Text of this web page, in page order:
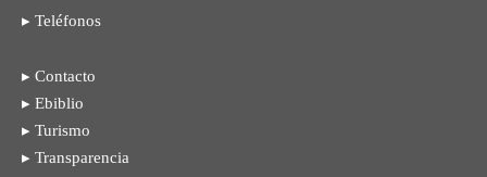
▸ Teléfonos
▸ Contacto
▸ Ebiblio
▸ Turismo
▸ Transparencia